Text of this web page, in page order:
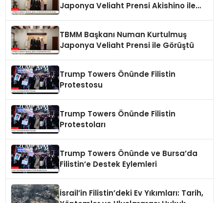
Japonya Veliaht Prensi Akishino ile
TBMM Başkanı Numan Kurtulmuş
Japonya Veliaht Prensi ile Görüştü
Trump Towers Önünde Filistin
Protestosu
Trump Towers Önünde Filistin
Protestoları
Trump Towers Önünde ve Bursa’da
Filistin’e Destek Eylemleri
İsrail’in Filistin’deki Ev Yıkımları: Tarih,